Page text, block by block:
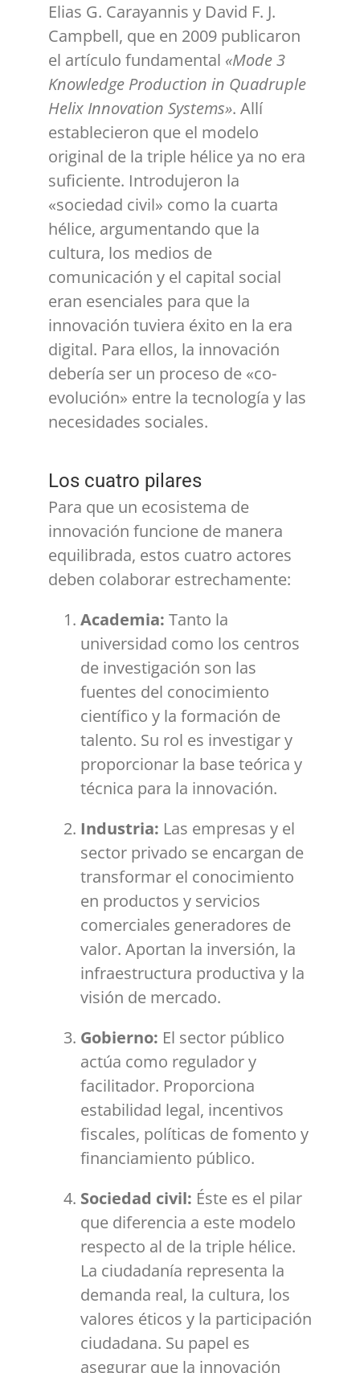
Elias G. Carayannis y David F. J.
Campbell, que en 2009 publicaron
el artículo fundamental «Mode 3
Knowledge Production in Quadruple
Helix Innovation Systems». Allí
establecieron que el modelo
original de la triple hélice ya no era
suficiente. Introdujeron la
«sociedad civil» como la cuarta
hélice, argumentando que la
cultura, los medios de
comunicación y el capital social
eran esenciales para que la
innovación tuviera éxito en la era
digital. Para ellos, la innovación
debería ser un proceso de «co-
evolución» entre la tecnología y las
necesidades sociales.
Los cuatro pilares
Para que un ecosistema de
innovación funcione de manera
equilibrada, estos cuatro actores
deben colaborar estrechamente:
Academia: Tanto la
universidad como los centros
de investigación son las
fuentes del conocimiento
científico y la formación de
talento. Su rol es investigar y
proporcionar la base teórica y
técnica para la innovación.
Industria: Las empresas y el
sector privado se encargan de
transformar el conocimiento
en productos y servicios
comerciales generadores de
valor. Aportan la inversión, la
infraestructura productiva y la
visión de mercado.
Gobierno: El sector público
actúa como regulador y
facilitador. Proporciona
estabilidad legal, incentivos
fiscales, políticas de fomento y
financiamiento público.
Sociedad civil: Éste es el pilar
que diferencia a este modelo
respecto al de la triple hélice.
La ciudadanía representa la
demanda real, la cultura, los
valores éticos y la participación
ciudadana. Su papel es
asegurar que la innovación